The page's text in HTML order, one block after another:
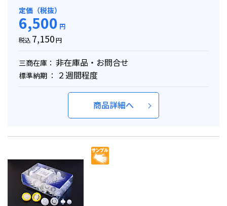
定価（税抜）
6,500 円
税込 7,150円
三商在庫： 非在庫品・お問合せ
標準納期 ： ２週間程度
商品詳細へ